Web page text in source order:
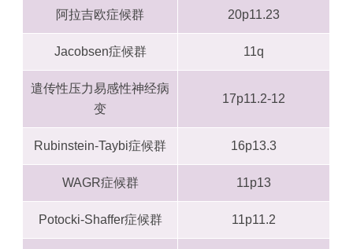
阿拉吉欧症候群 20p11.23
Jacobsen症候群 11q
遣传性压力易感性神经病
变
17p11.2-12
Rubinstein-Taybi症候群 16p13.3
WAGR症候群 11p13
Potocki-Shaffer症候群 11p11.2